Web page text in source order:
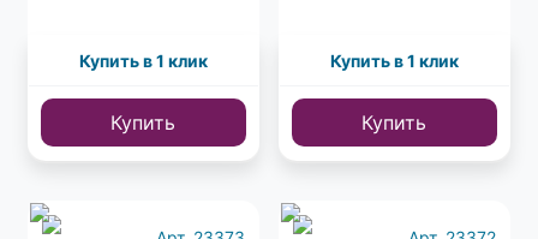
Купить в 1 клик
Купить
Купить в 1 клик
Купить